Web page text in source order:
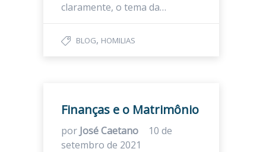
claramente, o tema da…
BLOG, HOMILIAS
Finanças e o Matrimônio
por José Caetano
10 de
setembro de 2021